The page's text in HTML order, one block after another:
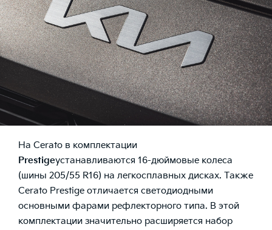
На Cerato в комплектации
Prestigeустанавливаются 16-дюймовые колеса
(шины 205/55 R16) на легкосплавных дисках. Также
Cerato Prestige отличается светодиодными
основными фарами рефлекторного типа. В этой
комплектации значительно расширяется набор